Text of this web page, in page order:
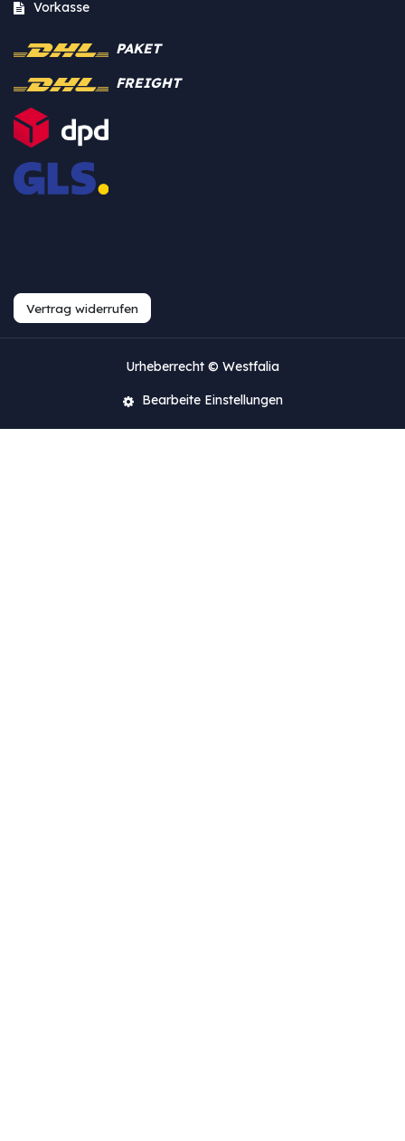
Vorkasse
PAKET
FREIGHT
Vertrag widerrufen
Urheberrecht © Westfalia
Bearbeite Einstellungen